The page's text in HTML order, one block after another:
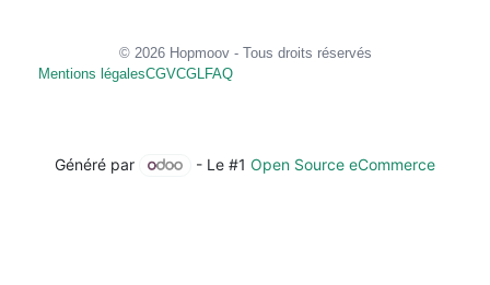
© 2026 Hopmoov - Tous droits réservés
Mentions légalesCGVCGLFAQ
Généré par - Le #1Open Source eCommerce